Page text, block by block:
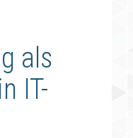
als
IT-